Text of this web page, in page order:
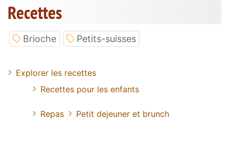
Recettes
Brioche Petits-suisses
Explorer les recettes
Recettes pour les enfants
Repas Petit dejeuner et brunch